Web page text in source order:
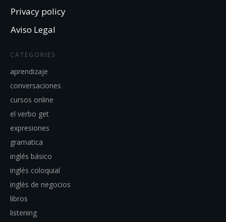
Privacy policy
Aviso Legal
CATEGORIES
aprendizaje
conversaciones
cursos online
el verbo get
expresiones
gramatica
inglés básico
inglés coloquial
inglés de negocios
libros
listening